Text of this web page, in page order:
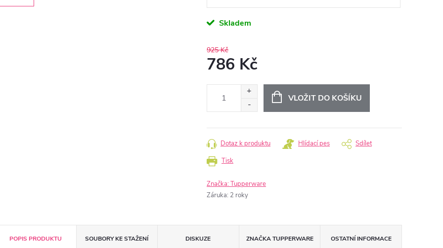
Skladem
925 Kč
786 Kč
VLOŽIT DO KOŠÍKU
Tisk
Dotaz k produktu Hlídací pes Sdílet
Značka:Tupperware
Záruka: 2 roky
POPIS PRODUKTU SOUBORY KE STAŽENÍ DISKUZE ZNAČKATUPPERWARE OSTATNÍ INFORMACE